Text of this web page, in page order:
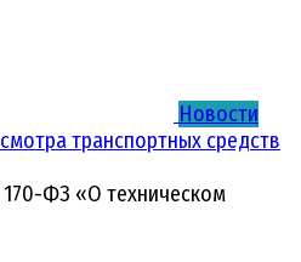
Новости
транспортных средств
ФЗ «О техническом